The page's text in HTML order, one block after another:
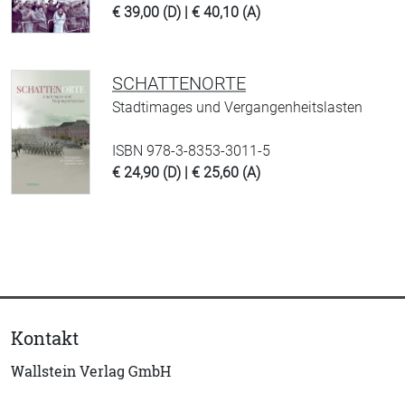
€ 39,00 (D) | € 40,10 (A)
SCHATTENORTE
Stadtimages und Vergangenheitslasten
ISBN 978-3-8353-3011-5
€ 24,90 (D) | € 25,60 (A)
Kontakt
Wallstein Verlag GmbH